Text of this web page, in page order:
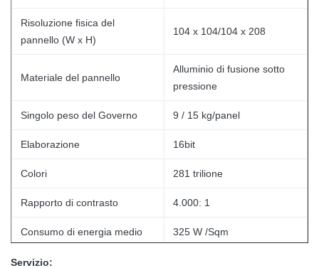
Risoluzione fisica del
pannello (W x H)
104 x 104/104 x 208
Materiale del pannello
Alluminio di fusione sotto
pressione
Singolo peso del Governo 9 / 15 kg/panel
Elaborazione 16bit
Colori 281 trilione
Rapporto di contrasto 4.000: 1
Consumo di energia medio 325 W /Sqm
Max Power Consumption
Servizio: